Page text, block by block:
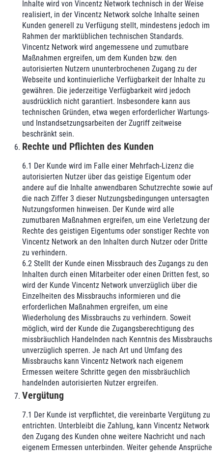
Inhalte wird von Vincentz Network technisch in der Weise
realisiert, in der Vincentz Network solche Inhalte seinen
Kunden generell zu Verfügung stellt, mindestens jedoch im
Rahmen der marktüblichen technischen Standards.
Vincentz Network wird angemessene und zumutbare
Maßnahmen ergreifen, um dem Kunden bzw. den
autorisierten Nutzern ununterbrochenen Zugang zu der
Webseite und kontinuierliche Verfügbarkeit der Inhalte zu
gewähren. Die jederzeitige Verfügbarkeit wird jedoch
ausdrücklich nicht garantiert. Insbesondere kann aus
technischen Gründen, etwa wegen erforderlicher Wartungs-
und Instandsetzungsarbeiten der Zugriff zeitweise
beschränkt sein.
Rechte und Pflichten des Kunden
6.1 Der Kunde wird im Falle einer Mehrfach-Lizenz die
autorisierten Nutzer über das geistige Eigentum oder
andere auf die Inhalte anwendbaren Schutzrechte sowie auf
die nach Ziffer 3 dieser Nutzungsbedingungen untersagten
Nutzungsformen hinweisen. Der Kunde wird alle
zumutbaren Maßnahmen ergreifen, um eine Verletzung der
Rechte des geistigen Eigentums oder sonstiger Rechte von
Vincentz Network an den Inhalten durch Nutzer oder Dritte
zu verhindern.
6.2 Stellt der Kunde einen Missbrauch des Zugangs zu den
Inhalten durch einen Mitarbeiter oder einen Dritten fest, so
wird der Kunde Vincentz Network unverzüglich über die
Einzelheiten des Missbrauchs informieren und die
erforderlichen Maßnahmen ergreifen, um eine
Wiederholung des Missbrauchs zu verhindern. Soweit
möglich, wird der Kunde die Zugangsberechtigung des
missbräuchlich Handelnden nach Kenntnis des Missbrauchs
unverzüglich sperren. Je nach Art und Umfang des
Missbrauchs kann Vincentz Network nach eigenem
Ermessen weitere Schritte gegen den missbräuchlich
handelnden autorisierten Nutzer ergreifen.
Vergütung
7.1 Der Kunde ist verpflichtet, die vereinbarte Vergütung zu
entrichten. Unterbleibt die Zahlung, kann Vincentz Network
den Zugang des Kunden ohne weitere Nachricht und nach
eigenem Ermessen unterbinden. Weiter gehende Ansprüche